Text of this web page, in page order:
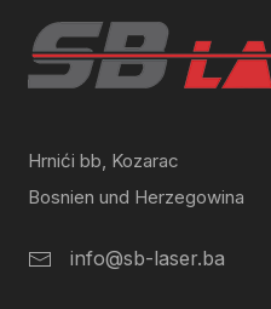
Hrnići bb, Kozarac
Bosnien und Herzegowina
info@sb-laser.ba